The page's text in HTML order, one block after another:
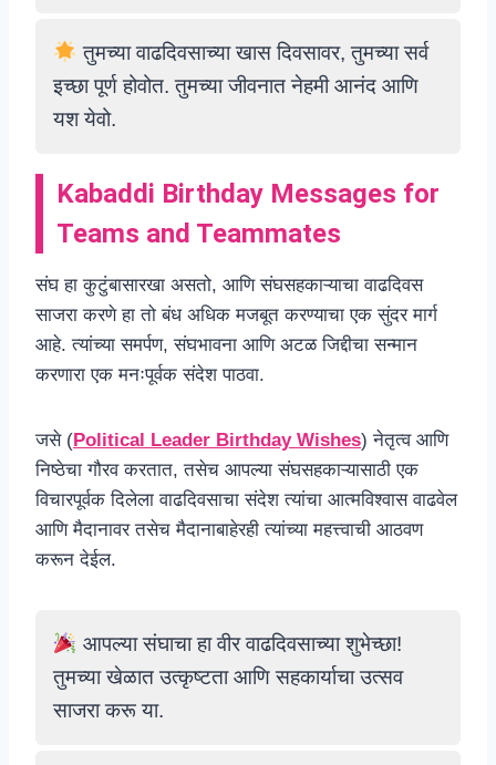
तुमच्या वाढदिवसाच्या खास दिवसावर, तुमच्या सर्व
इच्छा पूर्ण होवोत. तुमच्या जीवनात नेहमी आनंद आणि
यश येवो.
Kabaddi Birthday Messages for
Teams and Teammates
संघ हा कुटुंबासारखा असतो, आणि संघसहकाऱ्याचा वाढदिवस
साजरा करणे हा तो बंध अधिक मजबूत करण्याचा एक सुंदर मार्ग
आहे. त्यांच्या समर्पण, संघभावना आणि अटळ जिद्दीचा सन्मान
करणारा एक मनःपूर्वक संदेश पाठवा.
जसे (Political Leader Birthday Wishes) नेतृत्व आणि
निष्ठेचा गौरव करतात, तसेच आपल्या संघसहकाऱ्यासाठी एक
विचारपूर्वक दिलेला वाढदिवसाचा संदेश त्यांचा आत्मविश्वास वाढवेल
आणि मैदानावर तसेच मैदानाबाहेरही त्यांच्या महत्त्वाची आठवण
करून देईल.
आपल्या संघाचा हा वीर वाढदिवसाच्या शुभेच्छा!
तुमच्या खेळात उत्कृष्टता आणि सहकार्याचा उत्सव
साजरा करू या.